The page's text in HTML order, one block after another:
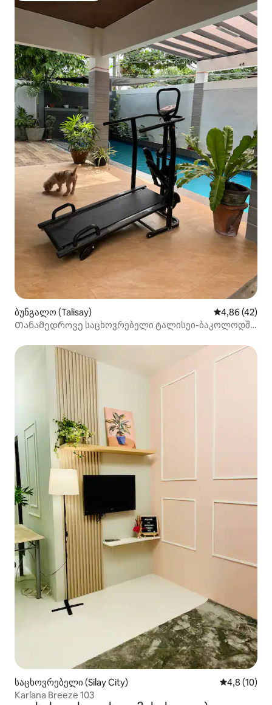
ბუნგალო (Talisay) საშუალო
4,86 (42)
Თანამედროვე საცხოვრებელი ტალისეი-ბაკოლოდში
საცხოვრებელი (Silay City) საშუალო
4,8 (10)
Karlana Breeze 103